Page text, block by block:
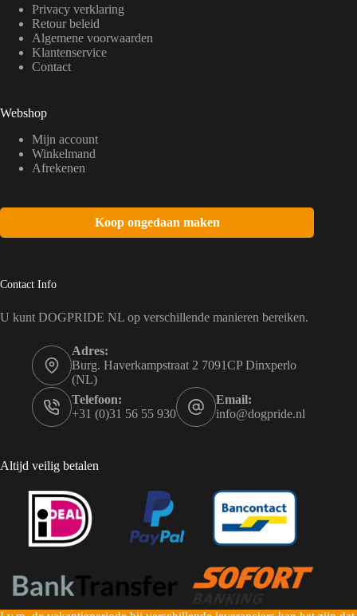
Privacy verklaring
Retour beleid
Algemene voorwaarden
Klantenservice
Contact
Webshop
Mijn account
Winkelmand
Afrekenen
Koop ongedaan maken
Contact Info
U kunt DOGPRIDE NL op verschillende manieren bereiken.
Adres:
Burg. Haverkampstraat 2 7091CP Dinxperlo
(NL)
Telefoon:
+31 (0)31 56 55 930
Email:
info@dogpride.nl
Altijd veilig betalen